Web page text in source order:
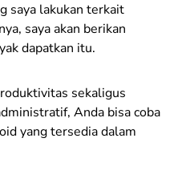
saya lakukan terkait
saya akan berikan
dapatkan itu.
sekaligus
Anda bisa coba
yang tersedia dalam